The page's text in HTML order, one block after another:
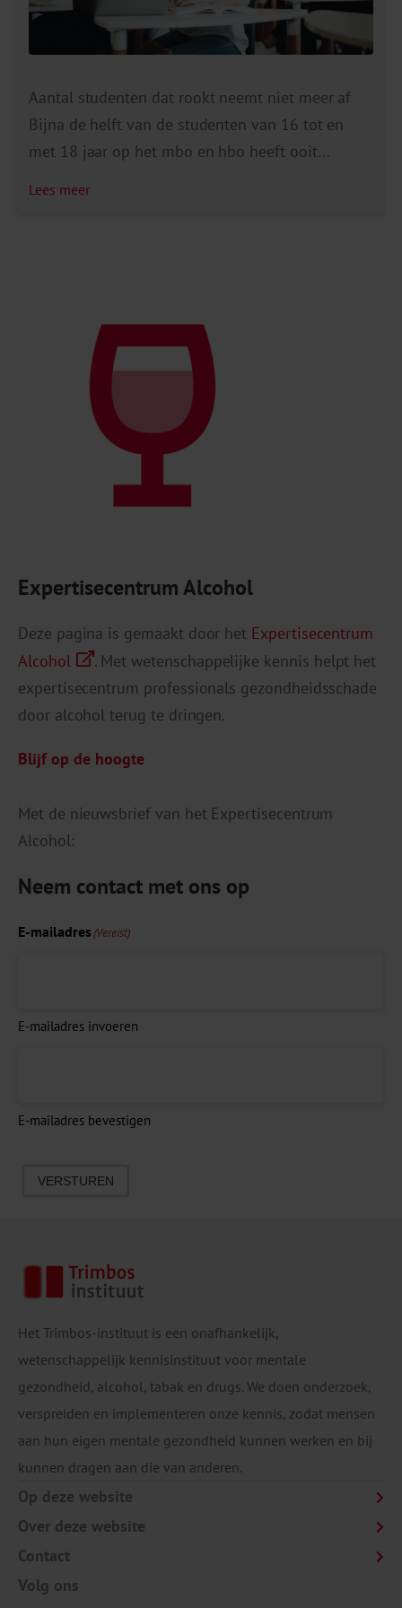
Expertisecentrum Alcohol
Deze pagina is gemaakt door het Expertisecentrum
Alcohol
. Met wetenschappelijke kennis helpt het
expertisecentrum professionals gezondheidsschade
door alcohol terug te dringen.
Blijf op de hoogte
Met de nieuwsbrief van het Expertisecentrum
Alcohol:
Neem contact met ons op
E-mailadres (Vereist)
E-mailadres invoeren
E-mailadres bevestigen
VERSTUREN
Aantal studenten dat rookt neemt niet meer af
Bijna de helft van de studenten van 16 tot en
met 18 jaar op het mbo en hbo heeft ooit
Lees meer
Het Trimbos-instituut is een onafhankelijk,
wetenschappelijk kennisinstituut voor mentale
gezondheid, alcohol, tabak en drugs. We doen onderzoek,
verspreiden en implementeren onze kennis, zodat mensen
aan hun eigen mentale gezondheid kunnen werken en bij
kunnen dragen aan die van anderen.
Op deze website
Over deze website
Contact
Volg ons